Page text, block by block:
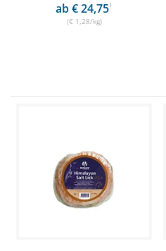
ab € 24,751
(€ 1,28/kg)